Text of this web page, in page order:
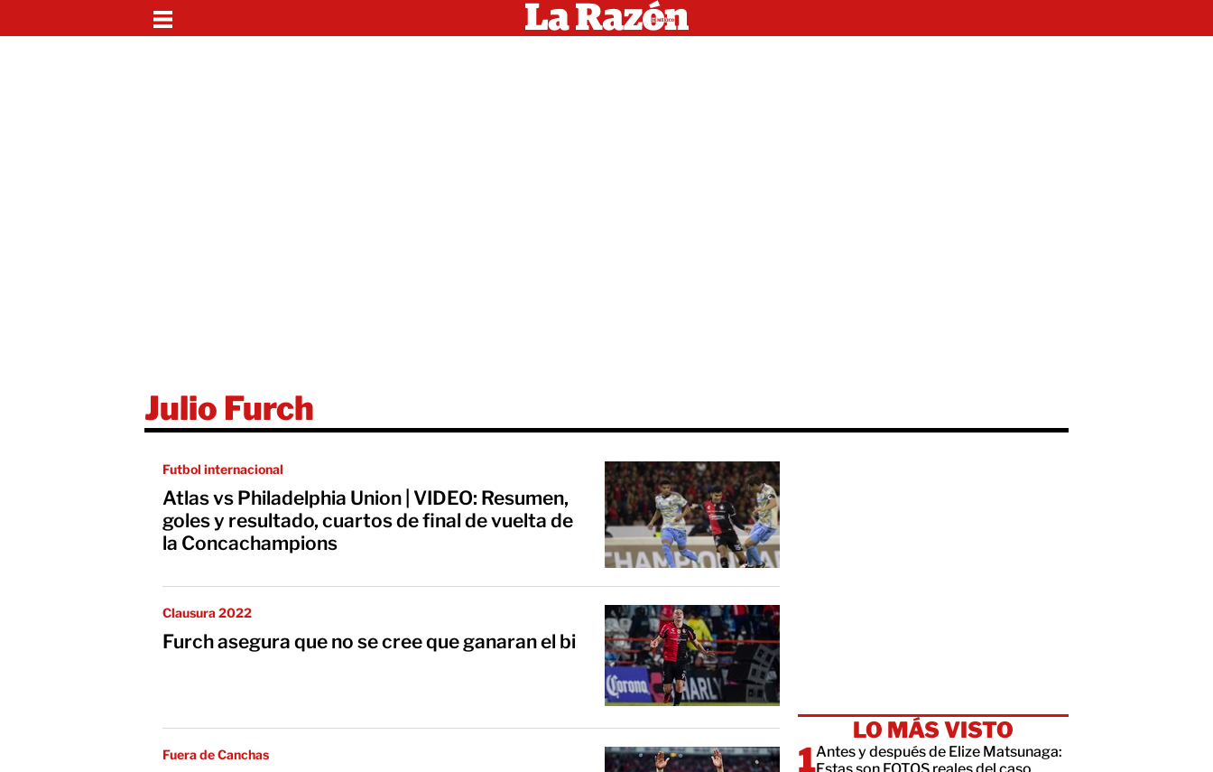
Julio Furch
Futbol internacional
Atlas vs Philadelphia Union | VIDEO: Resumen,
goles y resultado, cuartos de final de vuelta de
la Concachampions
Clausura 2022
Furch asegura que no se cree que ganaran el bi
Fuera de Canchas
LO MÁS VISTO
Antes y después de Elize Matsunaga: